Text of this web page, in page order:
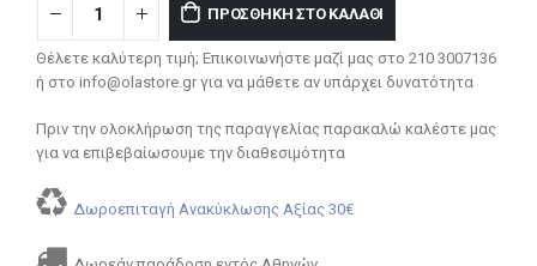
ΠΡΟΣΘΉΚΗ ΣΤΟ ΚΑΛΆΘΙ
Θέλετε καλύτερη τιμή; Επικοινωνήστε μαζί μας στο 210 3007136
ή στο info@olastore.gr για να μάθετε αν υπάρχει δυνατότητα
Πριν την ολοκλήρωση της παραγγελίας παρακαλώ καλέστε μας
για να επιβεβαίωσουμε την διαθεσιμότητα
Δωροεπιταγή Ανακύκλωσης Αξίας 30€